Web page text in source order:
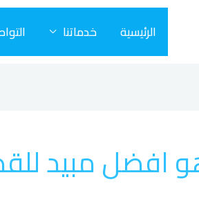
الرئيسية خدماتنا
افضل مبيد